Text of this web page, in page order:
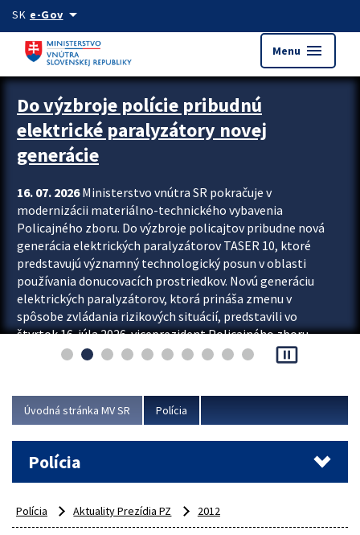
Preskocit na hlavný obsah
SK e-Govarrow_drop_down
Menu menu
Zastavit automatický posun upútavok
Do výzbroje polície pribudnú
elektrické paralyzátory novej
generácie
16. 07. 2026Ministerstvo vnútra SR pokračuje v
modernizácii materiálno-technického vybavenia
Policajného zboru. Do výzbroje policajtov pribudne nová
generácia elektrických paralyzátorov TASER 10, ktoré
predstavujú významný technologický posun v oblasti
používania donucovacích prostriedkov. Novú generáciu
elektrických paralyzátorov, ktorá prináša zmenu v
spôsobe zvládania rizikových situácií, predstavili vo
štvrtok 16. júla 2026 viceprezident Policajného zboru
Rastislav Polakovič a riaditeľ odboru výcviku...
pause_presentation
Úvodná stránka MV SR Polícia
Polícia
Polícia Aktuality Prezídia PZ 2012